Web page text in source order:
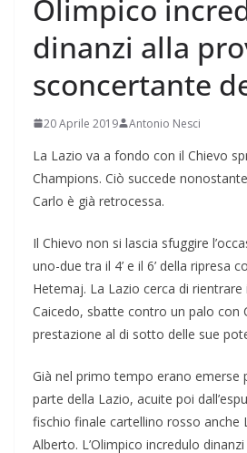
Olimpico
dinanzi alla
sconcertante
20 Aprile 2019 Antonio Nesci
La Lazio va a fondo con il Chievo
Champions. Ciò succede
Carlo è già retrocessa.
Il Chievo non si lascia sfuggire
uno-due tra il 4’ e il 6’ della ripresa
Hetemaj. La Lazio cerca di
Caicedo, sbatte contro un palo con
prestazione al di sotto delle sue
Già nel primo tempo erano emerse
parte della Lazio, acuite poi
fischio finale cartellino rosso anche
Alberto. L’Olimpico incredulo